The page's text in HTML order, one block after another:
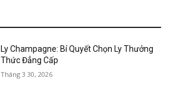
Ly Champagne: Bí Quyết Chọn Ly Thưởng
Thức Đẳng Cấp
Tháng 3 30, 2026